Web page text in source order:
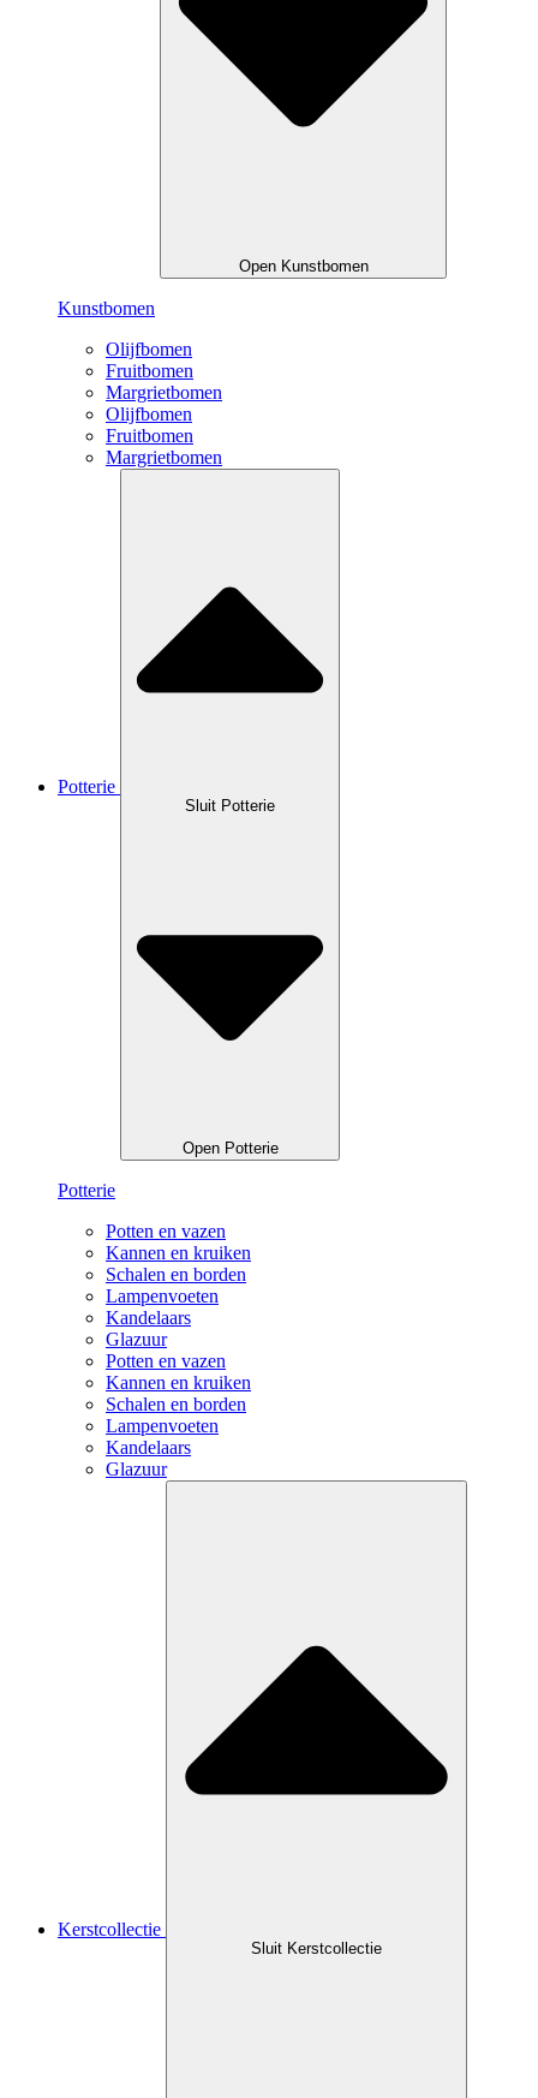
Open Kunstbomen
Kunstbomen
Olijfbomen
Fruitbomen
Margrietbomen
Olijfbomen
Fruitbomen
Margrietbomen
Potterie
Sluit Potterie
Open Potterie
Potterie
Potten en vazen
Kannen en kruiken
Schalen en borden
Lampenvoeten
Kandelaars
Glazuur
Potten en vazen
Kannen en kruiken
Schalen en borden
Lampenvoeten
Kandelaars
Glazuur
Kerstcollectie
Sluit Kerstcollectie